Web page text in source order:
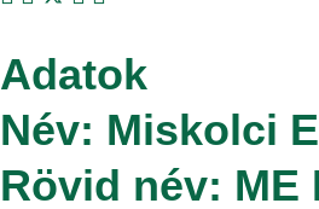
Adatok
Név: Miskolci
Rövid név: ME